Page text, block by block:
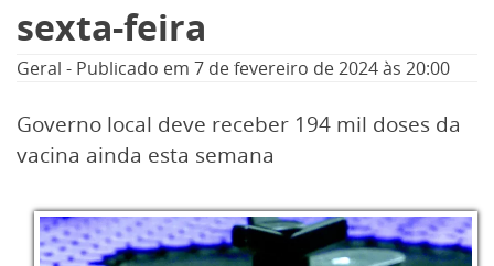
Informe especial
sexta-feira
Geral - Publicado em 7 de fevereiro de 2024às 20:00
Governo local deve receber 194 mil doses da
vacina ainda esta semana